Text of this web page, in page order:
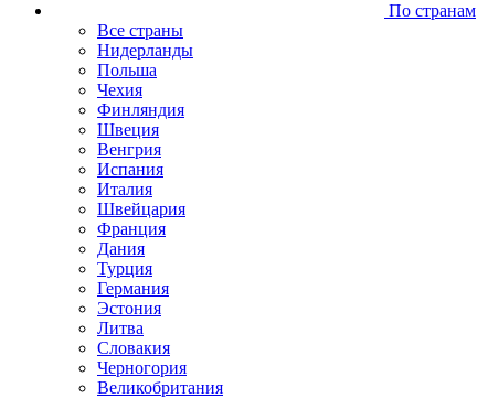
По странам
Все страны
Нидерланды
Польша
Чехия
Финляндия
Швеция
Венгрия
Испания
Италия
Швейцария
Франция
Дания
Турция
Германия
Эстония
Литва
Словакия
Черногория
Великобритания